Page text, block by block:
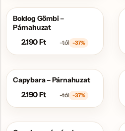
AKCIÓS
Boldog Gömbi –
Párnahuzat
2.190Ft -tól -37%
AKCIÓS
Capybara – Párnahuzat
2.190Ft -tól -37%